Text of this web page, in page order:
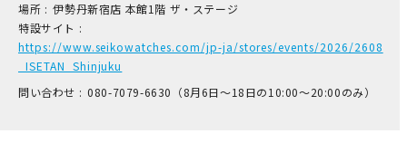
場所 : 伊​勢丹新宿店 本​館1階 ザ​・ステージ
特設サイト :
https://www.seikowatches.com/jp-ja/stores/events/2026/2608
_ISETAN_Shinjuku
問い合わせ : 0​80-7​079-6​630（8月6日～18日の1​0:00～2​0:00のみ）